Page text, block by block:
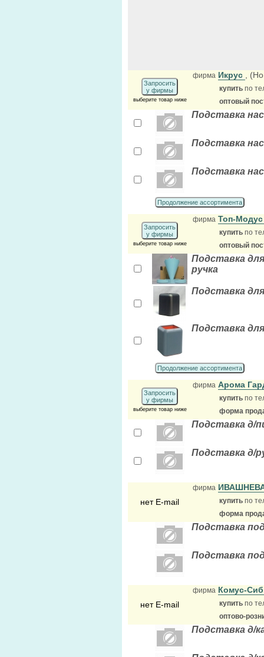
Запросить
у фирмы
выберите товар ниже
фирма Икрус ,
купить по
оптовый
Подставка
Подставка
Подставка
Продолжение ассортимента
Запросить
у фирмы
выберите товар ниже
фирма Топ-
купить по
оптовый
Подставка
ручка
Подставка
Подставка
Продолжение ассортимента
Запросить
у фирмы
выберите товар ниже
фирма Арома
купить по
форма
Подставка д/
Подставка д/
нет E-mail
фирма
купить по
форма
Подставка
Подставка
нет E-mail
фирма Комус-
купить по
оптово-
Подставка д/